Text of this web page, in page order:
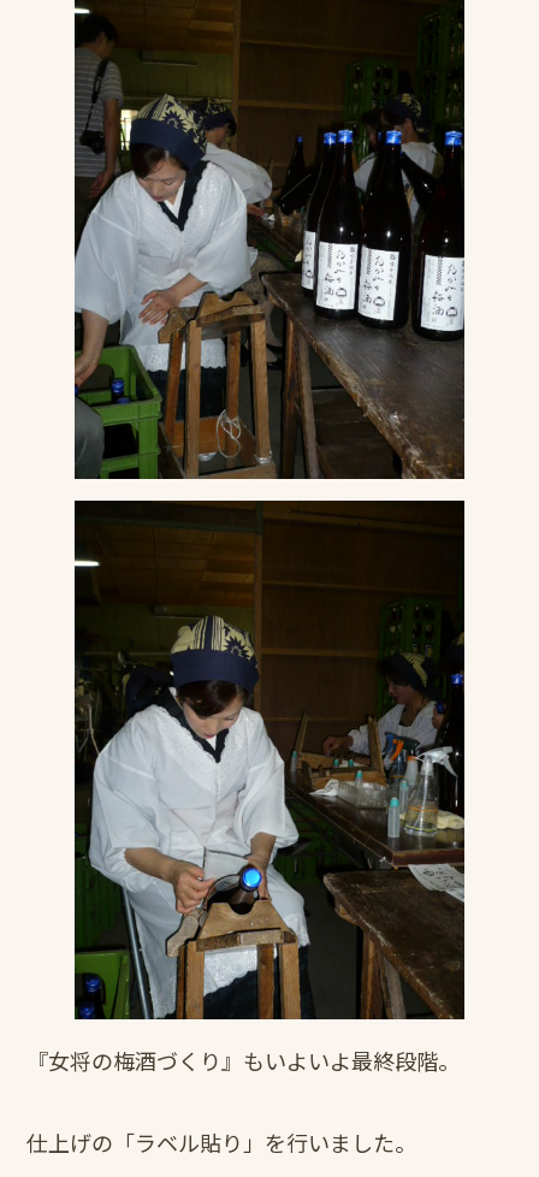
『女将の梅酒づくり』もいよいよ最終段階。
仕上げの「ラベル貼り」を行いました。